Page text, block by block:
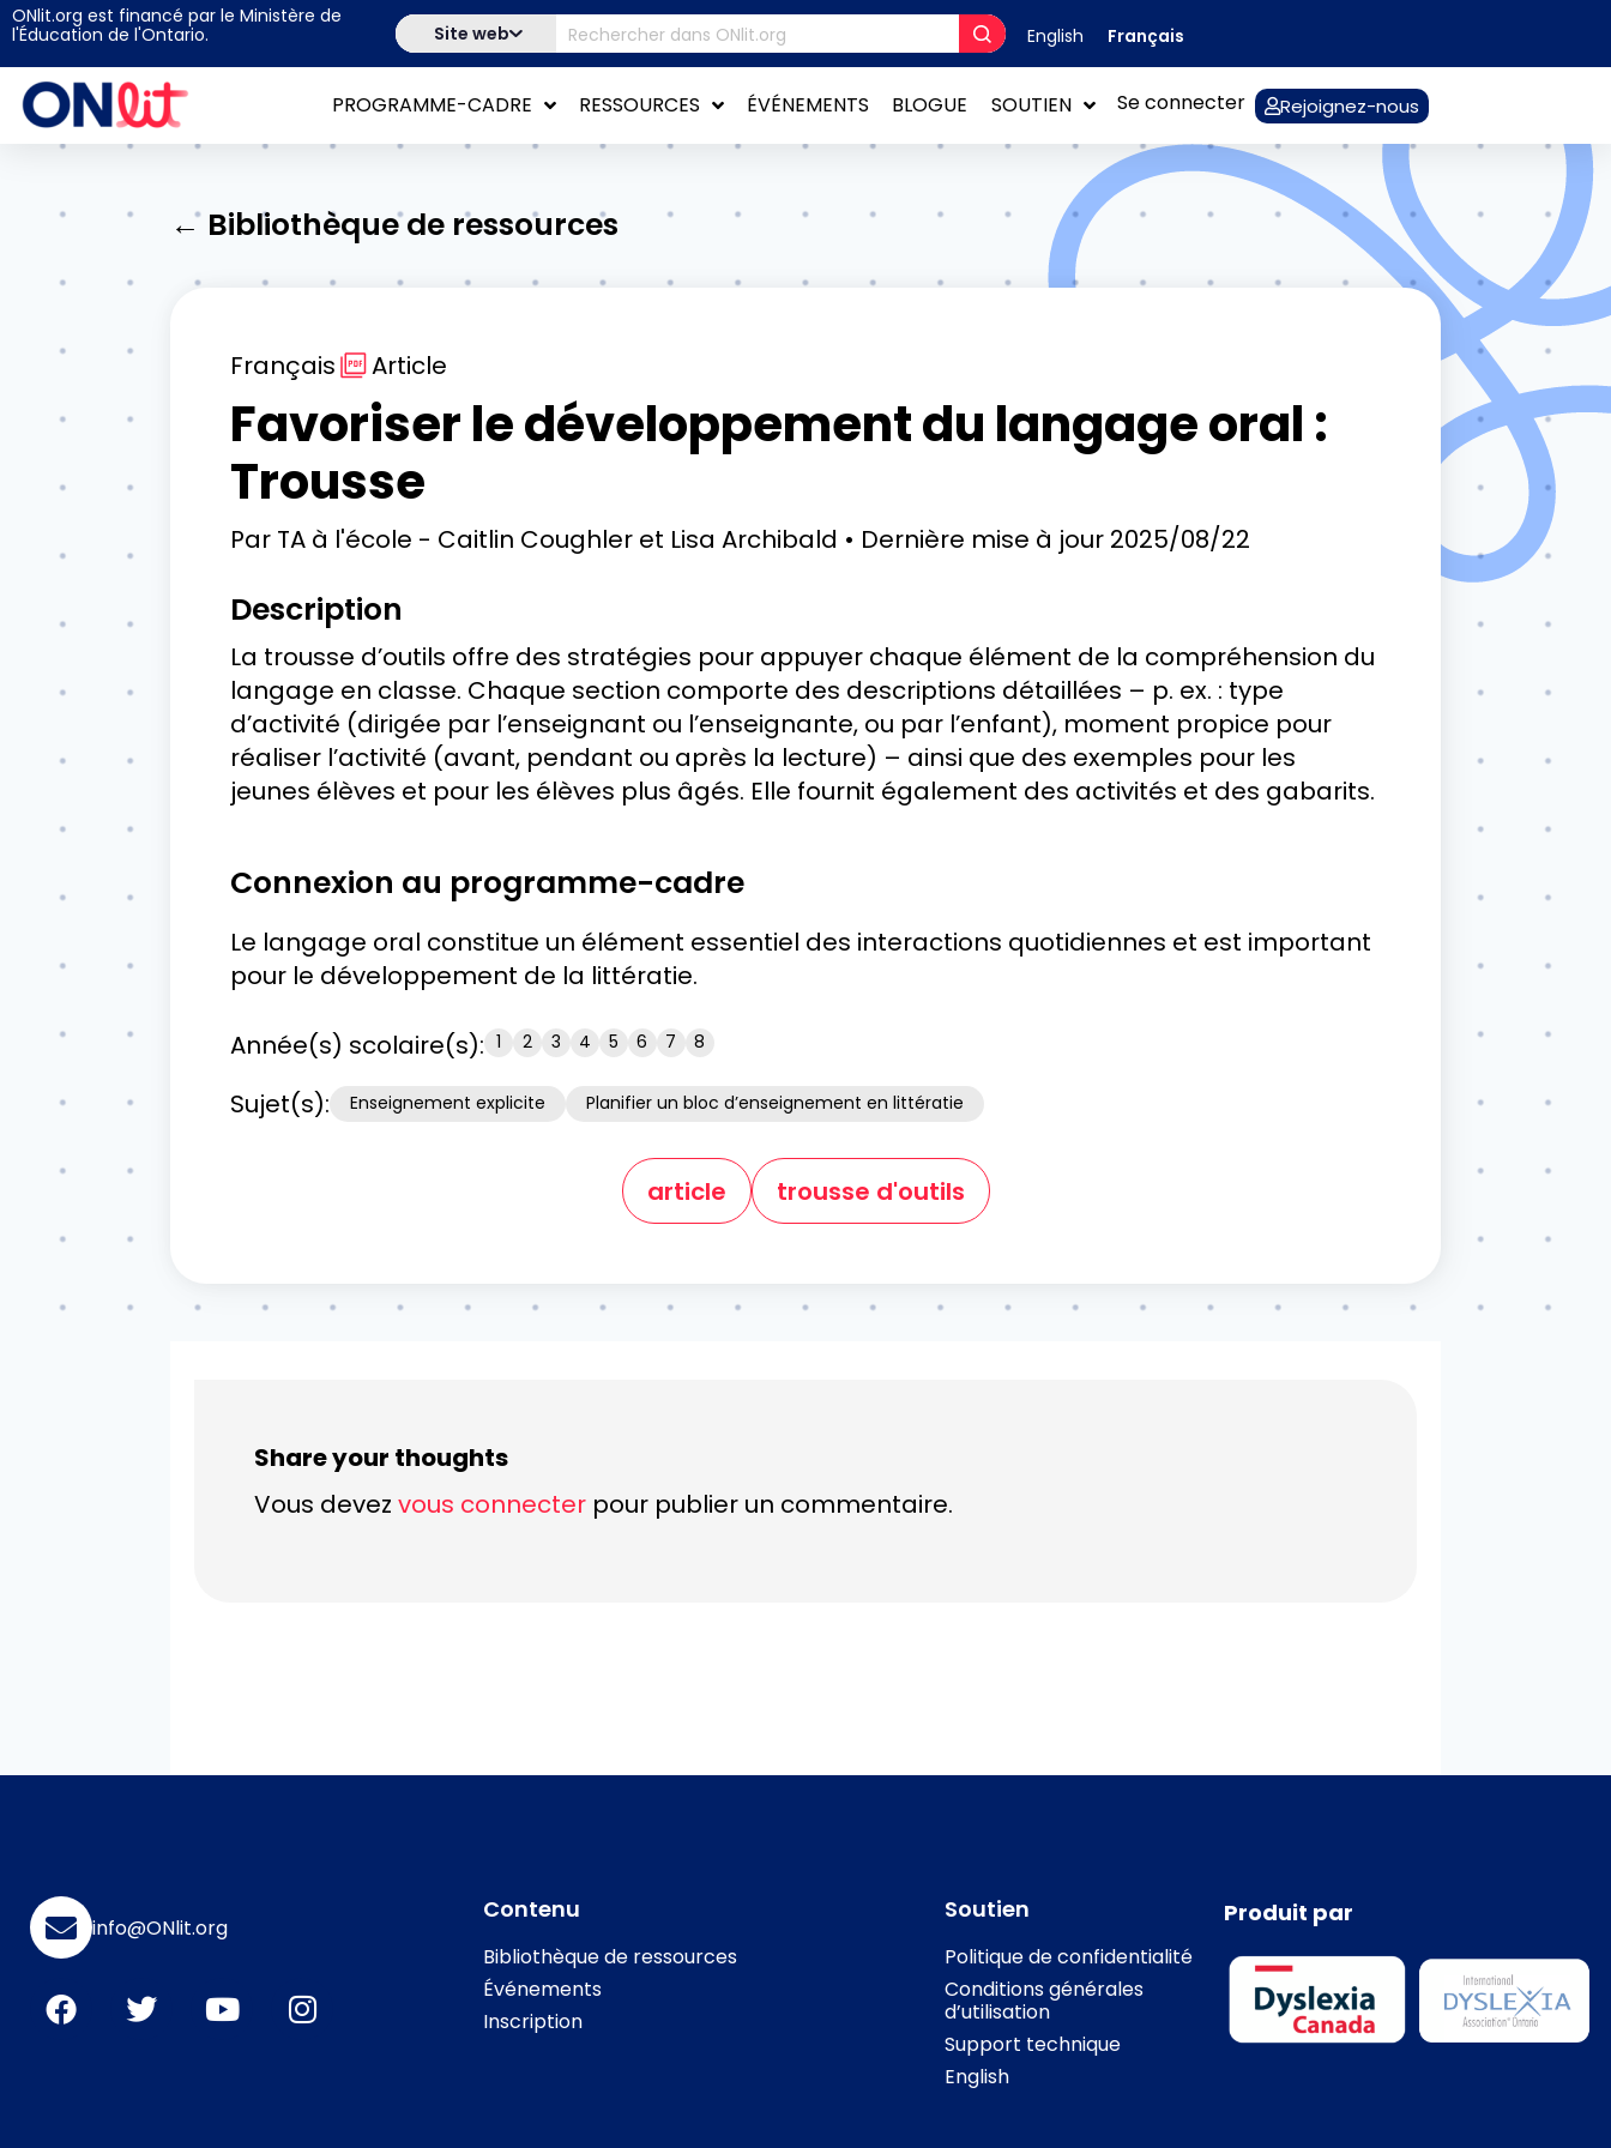
ONlit.org est financé par le Ministère de
l'Éducation de l'Ontario.
Site web English Français
PROGRAMME-CADRE RESSOURCES ÉVÉNEMENTS BLOGUE SOUTIEN Se connecter Rejoignez-nous
← Bibliothèque de ressources
Français Article
Favoriser le développement du langage oral :
Trousse
Par TA à l'école - Caitlin Coughler et Lisa Archibald Dernière mise à jour2025/08/22
Description
La trousse d’outils offre des stratégies pour appuyer chaque élément de la compréhension du
langage en classe. Chaque section comporte des descriptions détaillées – p. ex. : type
d’activité (dirigée par l’enseignant ou l’enseignante, ou par l’enfant), moment propice pour
réaliser l’activité (avant, pendant ou après la lecture) – ainsi que des exemples pour les
jeunes élèves et pour les élèves plus âgés. Elle fournit également des activités et des gabarits.
Connexion au programme-cadre
Le langage oral constitue un élément essentiel des interactions quotidiennes et est important
pour le développement de la littératie.
Année(s) scolaire(s): 1 2 3 4 5 6 7 8
Sujet(s): Enseignement explicite Planifier un bloc d’enseignement en littératie
article trousse d'outils
Share your thoughts
Vous devez vous connecter pour publier un commentaire.
info@ONlit.org
Contenu
Bibliothèque de ressources
Événements
Inscription
Soutien
Politique de confidentialité
Conditions générales
d’utilisation
Support technique
English
Produit par